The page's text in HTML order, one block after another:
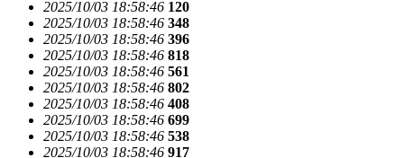
2025/10/03 18:58:46 120
2025/10/03 18:58:46 348
2025/10/03 18:58:46 396
2025/10/03 18:58:46 818
2025/10/03 18:58:46 561
2025/10/03 18:58:46 802
2025/10/03 18:58:46 408
2025/10/03 18:58:46 699
2025/10/03 18:58:46 538
2025/10/03 18:58:46 917